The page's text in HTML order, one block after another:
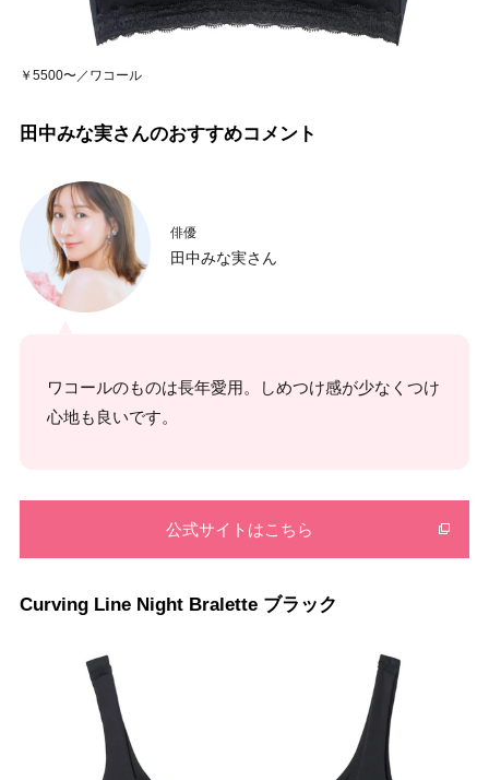
￥5500〜／ワコール
田中みな実さんのおすすめコメント
俳優
田中みな実さん
ワコールのものは長年愛用。しめつけ感が少なくつけ
心地も良いです。
公式サイトはこちら
Curving Line Night Bralette ブラック